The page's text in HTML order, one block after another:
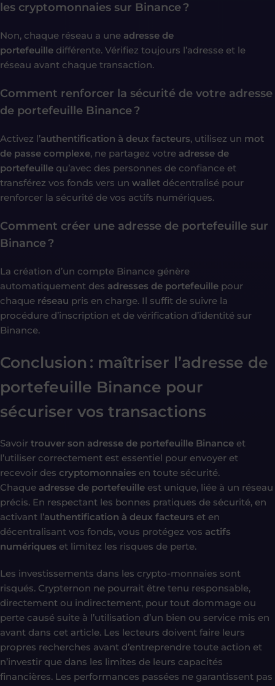
les cryptomonnaies sur Binance ?
Non, chaque réseau a une adresse de
portefeuille différente. Vérifiez toujours l’adresse et le
réseau avant chaque transaction.
Comment renforcer la sécurité de votre adresse
de portefeuille Binance ?
Activez l’authentification à deux facteurs, utilisez un mot
de passe complexe, ne partagez votre adresse de
portefeuille qu’avec des personnes de confiance et
transférez vos fonds vers un wallet décentralisé pour
renforcer la sécurité de vos actifs numériques.
Comment créer une adresse de portefeuille sur
Binance ?
La création d’un compte Binance génère
automatiquement des adresses de portefeuille pour
chaque réseau pris en charge. Il suffit de suivre la
procédure d’inscription et de vérification d’identité sur
Binance.
Conclusion : maîtriser l’adresse de
portefeuille Binance pour
sécuriser vos transactions
Savoir trouver son adresse de portefeuille Binance et
l’utiliser correctement est essentiel pour envoyer et
recevoir des cryptomonnaies en toute sécurité.
Chaque adresse de portefeuille est unique, liée à un réseau
précis. En respectant les bonnes pratiques de sécurité, en
activant l’authentification à deux facteurs et en
décentralisant vos fonds, vous protégez vos actifs
numériques et limitez les risques de perte.
Les investissements dans les crypto-monnaies sont
risqués. Crypternon ne pourrait être tenu responsable,
directement ou indirectement, pour tout dommage ou
perte causé suite à l’utilisation d’un bien ou service mis en
avant dans cet article. Les lecteurs doivent faire leurs
propres recherches avant d’entreprendre toute action et
n’investir que dans les limites de leurs capacités
financières. Les performances passées ne garantissent pas